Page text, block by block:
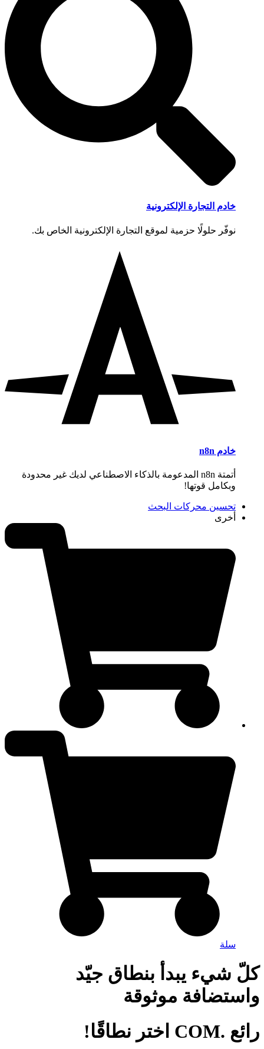
خادم التجارة الإلكترونية
نوفّر حلولًا حزمية لموقع التجارة الإلكترونية الخاص بك.
خادم n8n
أتمتة n8n المدعومة بالذكاء الاصطناعي لديك غير محدودة
وبكامل قوتها!
تحسين محركات البحث
أخرى
سلة
كلّ شيء يبدأ بنطاق جيّد
واستضافة موثوقة
رائع .COM اختر نطاقًا!